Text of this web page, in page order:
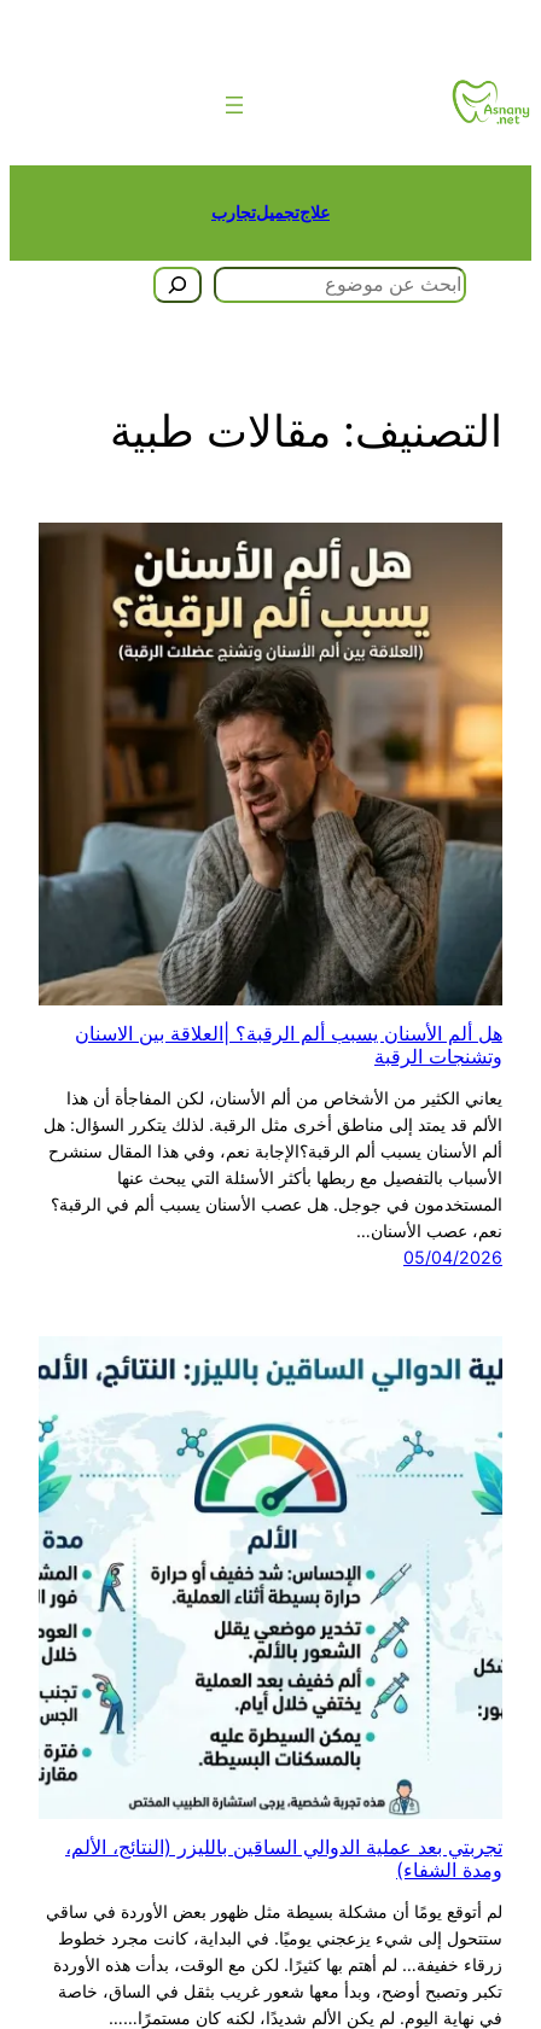
المحتوى
علاجتجميلتجارب
التصنيف: مقالات طبية
هل ألم الأسنان يسبب ألم الرقبة؟ |العلاقة بين الاسنان
وتشنجات الرقبة
يعاني الكثير من الأشخاص من ألم الأسنان، لكن المفاجأة أن هذا
الألم قد يمتد إلى مناطق أخرى مثل الرقبة. لذلك يتكرر السؤال: هل
ألم الأسنان يسبب ألم الرقبة؟الإجابة نعم، وفي هذا المقال سنشرح
الأسباب بالتفصيل مع ربطها بأكثر الأسئلة التي يبحث عنها
المستخدمون في جوجل. هل عصب الأسنان يسبب ألم في الرقبة؟
نعم، عصب الأسنان…
05/04/2026
تجربتي بعد عملية الدوالي الساقين بالليزر (النتائج، الألم،
ومدة الشفاء)
لم أتوقع يومًا أن مشكلة بسيطة مثل ظهور بعض الأوردة في ساقي
ستتحول إلى شيء يزعجني يوميًا. في البداية، كانت مجرد خطوط
زرقاء خفيفة… لم أهتم بها كثيرًا. لكن مع الوقت، بدأت هذه الأوردة
تكبر وتصبح أوضح، وبدأ معها شعور غريب بثقل في الساق، خاصة
في نهاية اليوم. لم يكن الألم شديدًا، لكنه كان مستمرًا……